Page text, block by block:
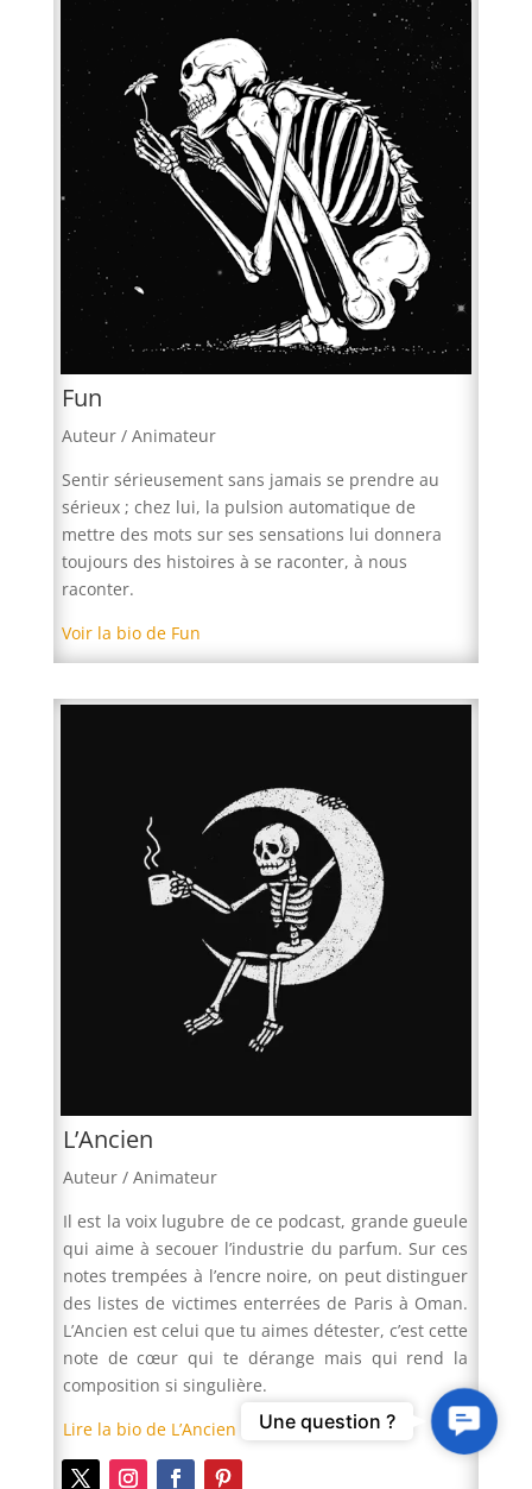
Fun
Auteur / Animateur
Sentir sérieusement sans jamais se prendre au
sérieux ; chez lui, la pulsion automatique de
mettre des mots sur ses sensations lui donnera
toujours des histoires à se raconter, à nous
raconter.
Voir la bio de Fun
L’Ancien
Auteur / Animateur
Il est la voix lugubre de ce podcast, grande gueule
qui aime à secouer l’industrie du parfum. Sur ces
notes trempées à l’encre noire, on peut distinguer
des listes de victimes enterrées de Paris à Oman.
L’Ancien est celui que tu aimes détester, c’est cette
note de cœur qui te dérange mais qui rend la
composition si singulière.
Lire la bio de L’Ancien
Contact
Une question ?